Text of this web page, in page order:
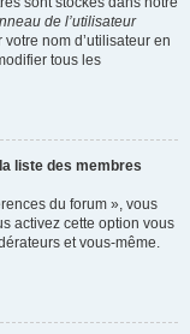
de l’utilisateur
nom d’utilisateur en
tous les
liste des membres
du forum », vous
activez cette option vous
et vous-même.